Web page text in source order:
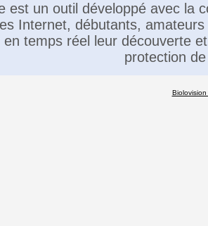
est un outil développé avec la
Internet, débutants,
en temps réel leur découverte
protection
Biolovision